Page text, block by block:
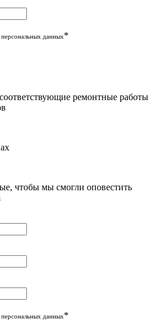
данных*
ремонтные работы
чтобы мы смогли оповестить
данных*